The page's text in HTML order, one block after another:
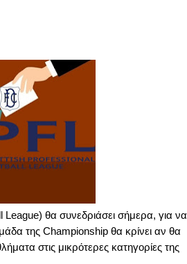
League) θα συνεδριάσει σήμερα, για να
μάδα της Championship θα κρίνει αν θα
στις μικρότερες κατηγορίες της